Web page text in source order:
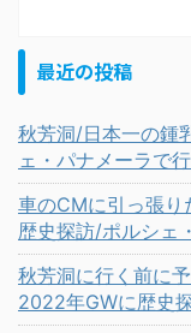
最近の投稿
秋芳洞/日本一の鍾
ェ・パナメーラで
車のCMに引っ張
歴史探訪/ポルシェ
秋芳洞に行く前に
2022年GWに歴史